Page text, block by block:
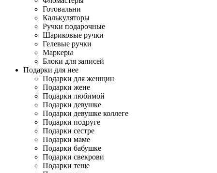
Готовальни
Калькуляторы
Ручки подарочные
Шариковые ручки
Гелевые ручки
Маркеры
Блоки для записей
Подарки для нее
Подарки для женщин
Подарки жене
Подарки любимой
Подарки девушке
Подарки девушке коллеге
Подарки подруге
Подарки сестре
Подарки маме
Подарки бабушке
Подарки свекрови
Подарки теще